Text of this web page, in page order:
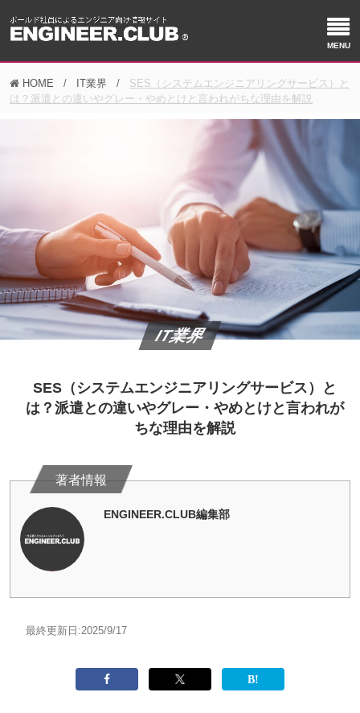
HOME IT業界
SES（システムエンジニアリングサービス）と
は？派遣との違いやグレー・やめとけと言われがちな理由を解説
IT業界
SES（システムエンジニアリングサービス）と
は？派遣との違いやグレー・やめとけと言われが
ちな理由を解説
ENGINEER.CLUB編集部
最終更新日:2025/9/17